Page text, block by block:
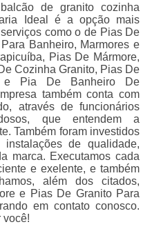
de granito cozinha
Ideal é a opção mais
como o de Pias De
Banheiro, Marmores e
Pias De Mármore,
Cozinha Granito, Pias De
e Pia De Banheiro De
também conta com
através de funcionários
que entendem a
Também foram investidos
de qualidade,
marca. Executamos cada
e exelente, e também
além dos citados,
e Pias De Granito Para
em contato conosco.
você!